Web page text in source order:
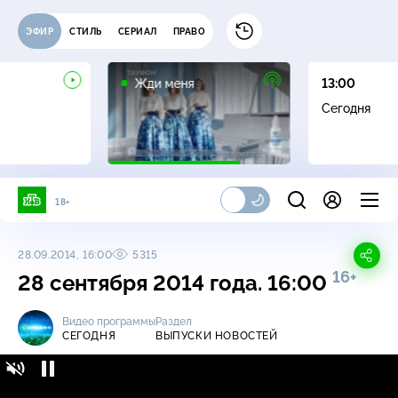
ЭФИР СТИЛЬ СЕРИАЛ ПРАВО
Жди меня
13:00
Сегодня
18+
28.09.2014, 16:00 5315
28 сентября 2014 года. 16:00 16+
Видео программы
СЕГОДНЯ
Раздел
ВЫПУСКИ НОВОСТЕЙ